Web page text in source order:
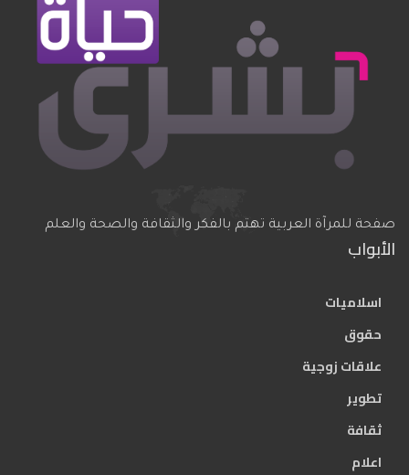
صفحة للمرآة العربية تهتم بالفكر والثقافة والصحة والعلم
الأبواب
اسلاميات
حقوق
علاقات زوجية
تطوير
ثقافة
اعلام